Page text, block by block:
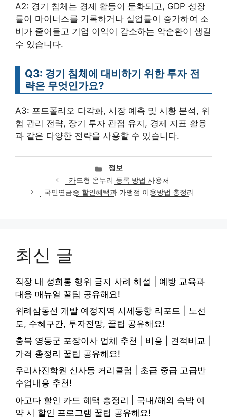
A2: 경기 침체는 경제 활동이 둔화되고, GDP 성장
률이 마이너스를 기록하거나 실업률이 증가하여 소
비가 줄어들고 기업 이익이 감소하는 악순환이 생길
수 있습니다.
Q3: 경기 침체에 대비하기 위한 투자 전
략은 무엇인가요?
A3: 포트폴리오 다각화, 시장 예측 및 시황 분석, 위
험 관리 전략, 장기 투자 관점 유지, 경제 지표 활용
과 같은 다양한 전략을 사용할 수 있습니다.
카
테
고
리
정보
카드형 온누리 등록 방법 사용처
국민연금증 할인혜택과 가맹점 이용방법 총정리
최신 글
직장 내 성희롱 행위 금지 사례 해설 | 예방 교육과
대응 매뉴얼 꿀팁 공유해요!
위례삼동선 개발 예정지역 시세동향 리포트 | 노선
도, 수혜구간, 투자전망, 꿀팁 공유해요!
충북 영동군 포장이사 업체 추천 | 비용 | 견적비교 |
가격 총정리 꿀팁 공유해요!
우리사진학원 신사동 커리큘럼 | 초급 중급 고급반
수업내용 추천!
아고다 할인 카드 혜택 총정리 | 국내/해외 숙박 예
약 시 할인 프로그램 꿀팁 공유해요!